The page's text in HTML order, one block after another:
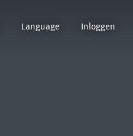
Language Inloggen